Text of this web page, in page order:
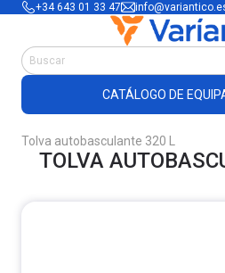
+34 643 01 33 47
CATÁLOGO DE
Accesorios para
Útiles de
Productos de
Tolva autobasculante 320 L
TOLVA